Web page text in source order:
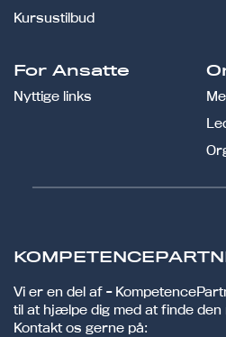
Kursustilbud
For Ansatte
Nyttige links
Vi er en del af -
til at hjælpe dig med at finde
Kontakt os gerne på: